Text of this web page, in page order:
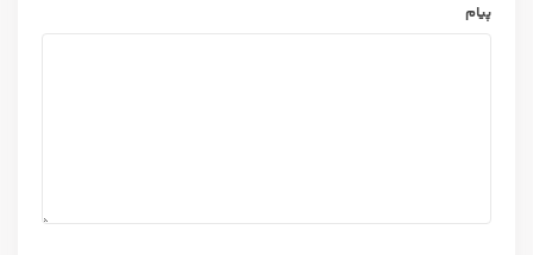
پیام